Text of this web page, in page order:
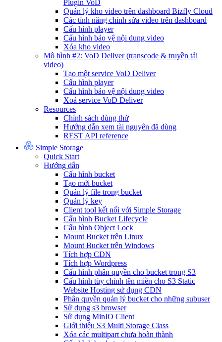
Plugin VoD
Quản lý kho video trên dashboard Bizfly Cloud
Các tính năng chỉnh sửa video trên dashboard
Cấu hình player
Cấu hình bảo vệ nội dung video
Xóa kho video
Mô hình #2: VoD Deliver (transcode & truyền tải
video)
Tạo một service VoD Deliver
Cấu hình player
Cấu hình bảo vệ nội dung video
Xoá service VoD Deliver
Resources
Chính sách dùng thử
Hướng dẫn xem tài nguyên đã dùng
REST API reference
Simple Storage
Quick Start
Hướng dẫn
Cấu hình bucket
Tạo mới bucket
Quản lý file trong bucket
Quản lý key
Client tool kết nối với Simple Storage
Cấu hình Bucket Lifecycle
Cấu hình Object Lock
Mount Bucket trên Linux
Mount Bucket trên Windows
Tích hợp CDN
Tích hợp Wordpress
Cấu hình phân quyền cho bucket trong S3
Cấu hình tùy chỉnh tên miền cho S3 Static
Website Hosting sử dụng CDN
Phân quyền quản lý bucket cho những subuser
Sử dụng s3 browser
Sử dụng MinIO Client
Giới thiệu S3 Multi Storage Class
Xóa các multipart chưa hoàn thành